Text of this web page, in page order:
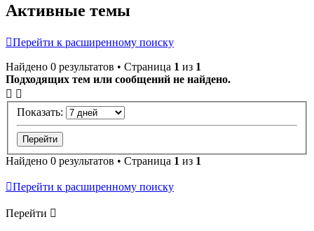
Активные темы
Перейти к расширенному поиску
Найдено 0 результатов • Страница 1 из 1
Подходящих тем или сообщений не найдено.
Показать:
Найдено 0 результатов • Страница 1 из 1
Перейти к расширенному поиску
Перейти